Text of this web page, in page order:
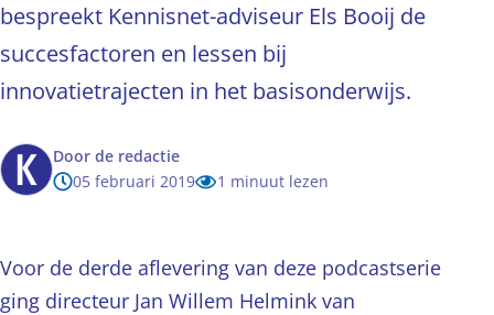
bespreekt Kennisnet-adviseur Els Booij de
succesfactoren en lessen bij
innovatietrajecten in het basisonderwijs.
Door de redactie
05 februari 2019
1 minuut lezen
Voor de derde aflevering van deze podcastserie
ging directeur Jan Willem Helmink van